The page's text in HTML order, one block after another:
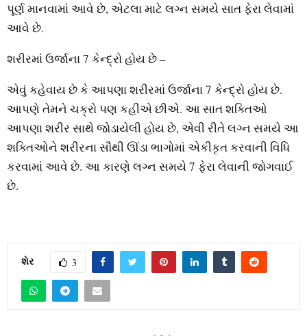
પૂર્ણ માનવામાં આવે છે, એટલા માટે લગ્ન સમયે સાત ફેરા લેવામાં
આવે છે.
શરીરમાં ઉર્જાના 7 કેન્દ્રો હોય છે –
એવું કહેવાય છે કે આપણા શરીરમાં ઉર્જાના 7 કેન્દ્રો હોય છે.
આપણે તેમને ચક્રો પણ કહીએ છીએ. આ સાત શક્તિઓ
આપણા શરીર સાથે જોડાયેલી હોય છે, એવી રીતે લગ્ન સમયે આ
શક્તિઓને શરીરના સૌથી ઊંડા ભાગોમાં એકીકૃત કરવાની વિધિ
કરવામાં આવે છે. આ કારણે લગ્ન સમયે 7 ફેરા લેવાની જોગવાઈ
છે.
શેર 3